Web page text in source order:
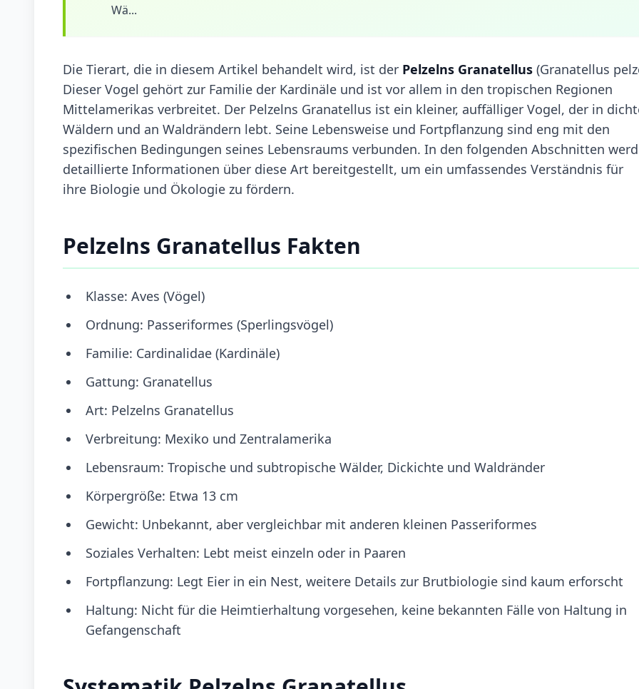
Wä...
Die Tierart, die in diesem Artikel behandelt wird, ist der Pelzelns Granatellus (Granatellus
Dieser Vogel gehört zur Familie der Kardinäle und ist vor allem in den tropischen Regionen
Mittelamerikas verbreitet. Der Pelzelns Granatellus ist ein kleiner, auffälliger Vogel, der in
Wäldern und an Waldrändern lebt. Seine Lebensweise und Fortpflanzung sind eng mit den
spezifischen Bedingungen seines Lebensraums verbunden. In den folgenden Abschnitten
detaillierte Informationen über diese Art bereitgestellt, um ein umfassendes Verständnis für
ihre Biologie und Ökologie zu fördern.
Pelzelns Granatellus Fakten
Klasse: Aves (Vögel)
Ordnung: Passeriformes (Sperlingsvögel)
Familie: Cardinalidae (Kardinäle)
Gattung: Granatellus
Art: Pelzelns Granatellus
Verbreitung: Mexiko und Zentralamerika
Lebensraum: Tropische und subtropische Wälder, Dickichte und Waldränder
Körpergröße: Etwa 13 cm
Gewicht: Unbekannt, aber vergleichbar mit anderen kleinen Passeriformes
Soziales Verhalten: Lebt meist einzeln oder in Paaren
Fortpflanzung: Legt Eier in ein Nest, weitere Details zur Brutbiologie sind kaum erforscht
Haltung: Nicht für die Heimtierhaltung vorgesehen, keine bekannten Fälle von Haltung in
Gefangenschaft